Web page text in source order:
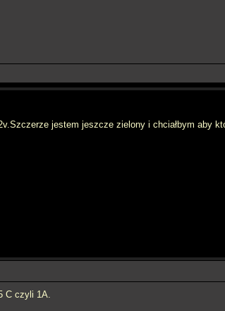
jestem jeszcze zielony i chciałbym aby
C czyli 1A.